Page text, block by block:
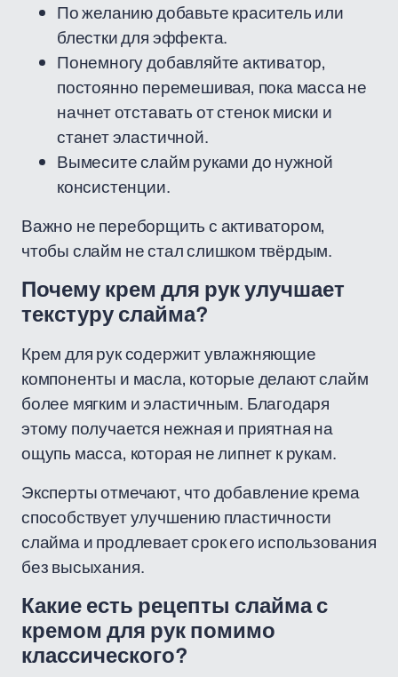
По желанию добавьте краситель или
блестки для эффекта.
Понемногу добавляйте активатор,
постоянно перемешивая, пока масса не
начнет отставать от стенок миски и
станет эластичной.
Вымесите слайм руками до нужной
консистенции.
Важно не переборщить с активатором,
чтобы слайм не стал слишком твёрдым.
Почему крем для рук улучшает
текстуру слайма?
Крем для рук содержит увлажняющие
компоненты и масла, которые делают слайм
более мягким и эластичным. Благодаря
этому получается нежная и приятная на
ощупь масса, которая не липнет к рукам.
Эксперты отмечают, что добавление крема
способствует улучшению пластичности
слайма и продлевает срок его использования
без высыхания.
Какие есть рецепты слайма с
кремом для рук помимо
классического?